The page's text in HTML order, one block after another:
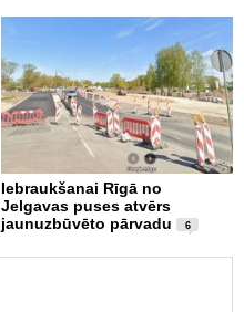
Iebraukšanai Rīgā no
Jelgavas puses atvērs
jaunuzbūvēto pārvadu
6